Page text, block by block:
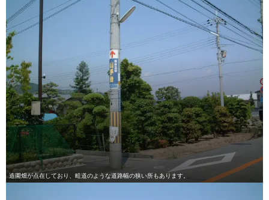
造園畑が点在しており、畦道のような道路幅の狭い所もあります。